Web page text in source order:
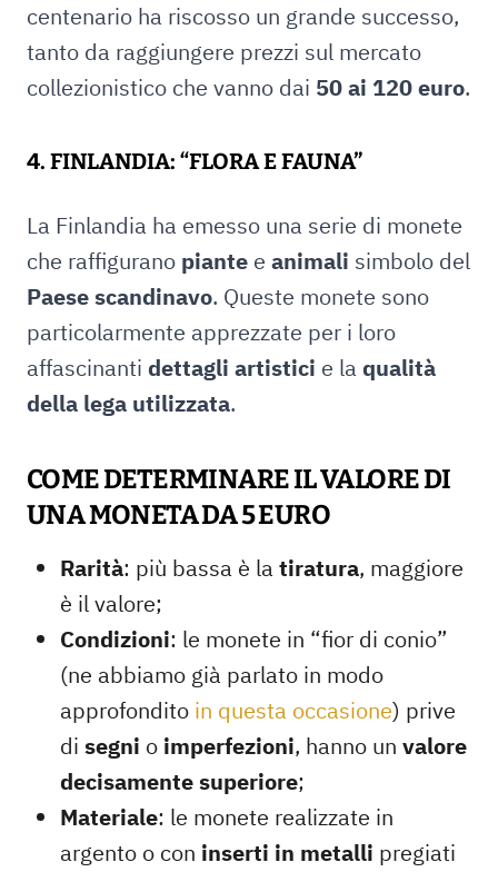
centenario ha riscosso un grande successo,
tanto da raggiungere prezzi sul mercato
collezionistico che vanno dai 50 ai 120 euro.
4. FINLANDIA: “FLORA E FAUNA”
La Finlandia ha emesso una serie di monete
che raffigurano piante e animali simbolo del
Paese scandinavo. Queste monete sono
particolarmente apprezzate per i loro
affascinanti dettagli artistici e la qualità
della lega utilizzata.
COME DETERMINARE IL VALORE DI
UNA MONETA DA 5 EURO
Rarità: più bassa è la tiratura, maggiore
è il valore;
Condizioni: le monete in “fior di conio”
(ne abbiamo già parlato in modo
approfondito in questa occasione) prive
di segni o imperfezioni, hanno un valore
decisamente superiore;
Materiale: le monete realizzate in
argento o con inserti in metalli pregiati